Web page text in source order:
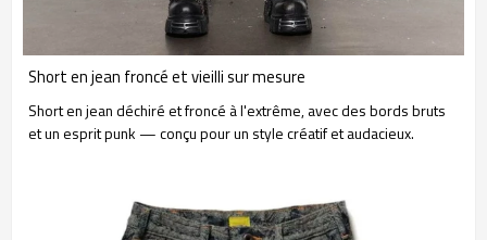
Short en jean froncé et vieilli sur mesure
Short en jean déchiré et froncé à l'extrême, avec des bords bruts
et un esprit punk — conçu pour un style créatif et audacieux.